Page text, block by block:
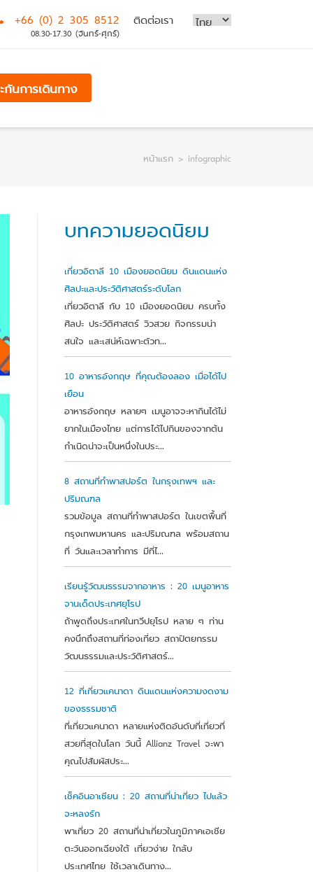
+66 (0) 2 305 8512
08.30-17.30 (จันทร์-ศุกร์)
ติดต่อเรา
กันการเดินทาง
หน้าแรก > infographic
บทความยอดนิยม
เที่ยวอิตาลี 10 เมืองยอดนิยม ดินแดนแห่ง
ศิลปะและประวัติศาสตร์ระดับโลก
เที่ยวอิตาลี กับ 10 เมืองยอดนิยม ครบทั้ง
ศิลปะ ประวัติศาสตร์ วิวสวย กิจกรรมน่า
สนใจ และเสน่ห์เฉพาะตัวท...
10 อาหารอังกฤษ ที่คุณต้องลอง เมื่อได้ไป
เยือน
อาหารอังกฤษ หลายๆ เมนูอาจจะหากินได้ไม่
ยากในเมืองไทย แต่การได้ไปกินของจากต้น
กำเนิดน่าจะเป็นหนึ่งในประ...
8 สถานที่ทำพาสปอร์ต ในกรุงเทพฯ และ
ปริมณฑล
รวมข้อมูล สถานที่ทำพาสปอร์ต ในเขตพื้นที่
กรุงเทพมหานคร และปริมณฑล พร้อมสถาน
ที่ วันและเวลาทำการ มีที่ไ...
เรียนรู้วัฒนธรรมจากอาหาร : 20 เมนูอาหาร
จานเด็ดประเทศยุโรป
ถ้าพูดถึงประเทศในทวีปยุโรป หลาย ๆ ท่าน
คงนึกถึงสถานที่ท่องเที่ยว สถาปัตยกรรม
วัฒนธรรมและประวัติศาสตร์...
12 ที่เที่ยวแคนาดา ดินแดนแห่งความงดงาม
ของธรรมชาติ
ที่เที่ยวแคนาดา หลายแห่งติดอันดับที่เที่ยวที่
สวยที่สุดในโลก วันนี้ Allianz Travel จะพา
คุณไปสัมผัสประ...
เช็คอินอาเซียน : 20 สถานที่น่าเที่ยว ไปแล้ว
จะหลงรัก
พาเที่ยว 20 สถานที่น่าเที่ยวในภูมิภาคเอเชีย
ตะวันออกเฉียงใต้ เที่ยวง่าย ใกล้บ
ประเทศไทย ใช้เวลาเดินทาง...